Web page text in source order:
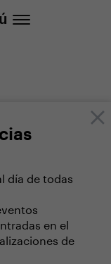
día de todas
en el
de